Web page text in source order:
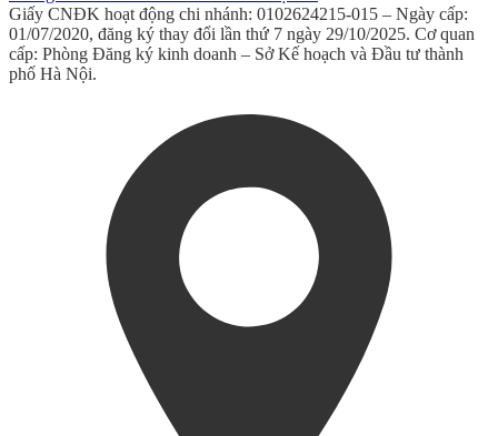
Giấy CNĐK hoạt động chi nhánh: 0102624215-015 – Ngày cấp:
01/07/2020, đăng ký thay đổi lần thứ 7 ngày 29/10/2025. Cơ quan
cấp: Phòng Đăng ký kinh doanh – Sở Kế hoạch và Đầu tư thành
phố Hà Nội.